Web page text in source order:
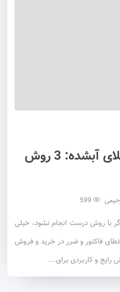
محاسبه قیمت طلای آبشده: 3 روش
با روش درست انجام نشود، خیلی
فاکتور و ضرر در خرید و فروش